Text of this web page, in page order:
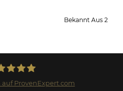
ProvenExpert.com